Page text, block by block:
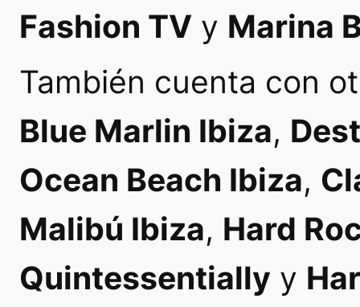
Fashion TV y Marina
También cuenta con
Blue Marlin Ibiza,
Ocean Beach Ibiza,
Malibú Ibiza, Hard
Quintessentially y